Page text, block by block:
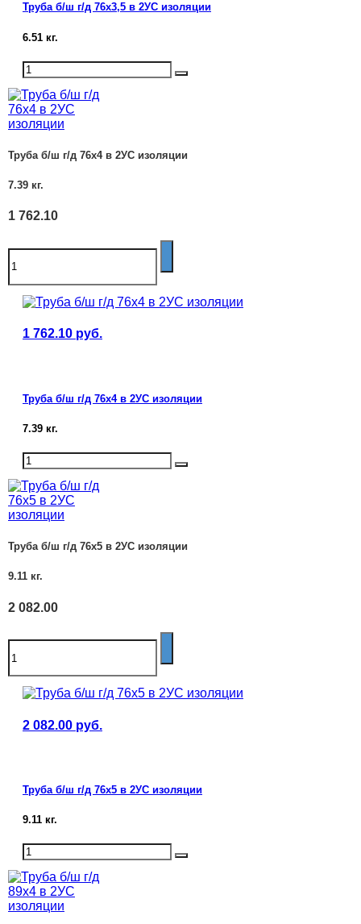
Труба б/ш г/д 76х3,5 в 2УС изоляции
6.51 кг.
Труба б/ш г/д 76х4 в 2УС изоляции
7.39 кг.
1 762.10
1 762.10 руб.
Труба б/ш г/д 76х4 в 2УС изоляции
7.39 кг.
Труба б/ш г/д 76х5 в 2УС изоляции
9.11 кг.
2 082.00
2 082.00 руб.
Труба б/ш г/д 76х5 в 2УС изоляции
9.11 кг.